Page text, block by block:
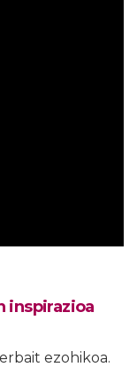
inspirazioa
ezohikoa.